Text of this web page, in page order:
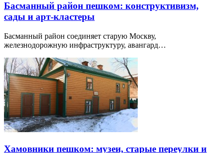
Басманный район пешком: конструктивизм,
сады и арт-кластеры
Басманный район соединяет старую Москву,
железнодорожную инфраструктуру, авангард…
Хамовники пешком: музеи, старые переулки и